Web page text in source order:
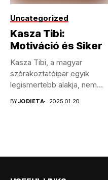
Uncategorized
Kasza Tibi:
Motiváció és Siker
Kasza Tibi, a magyar
szórakoztatóipar egyik
legismertebb alakja, nem
BYJODIETA 2025.01.20.